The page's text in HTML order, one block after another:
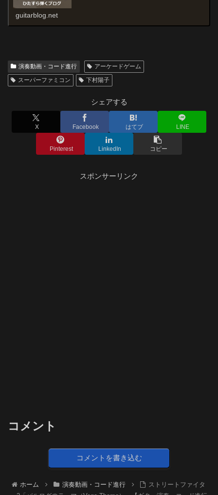
guitarblog.net
演奏動画・コード進行
アーケードゲーム
スーパーファミコン
下村陽子
シェアする
X Facebook はてブ LINE
Pinterest LinkedIn コピー
スポンサーリンク
コメント
コメントを書き込む
ホーム 演奏動画・コード進行
ストリートファイタ